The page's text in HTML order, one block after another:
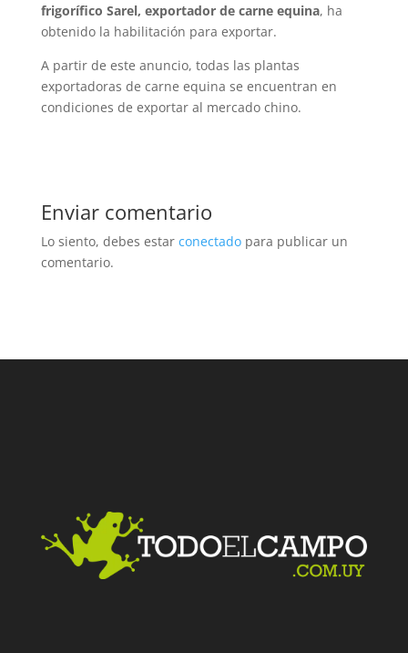
frigorífico Sarel, exportador de carne equina, ha
obtenido la habilitación para exportar.
A partir de este anuncio, todas las plantas
exportadoras de carne equina se encuentran en
condiciones de exportar al mercado chino.
Enviar comentario
Lo siento, debes estar conectadopara publicar un
comentario.
Facebook